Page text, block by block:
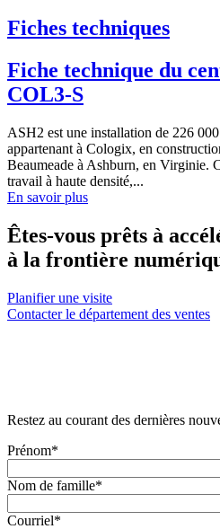
Fiches techniques
Fiche technique du
COL3-S
ASH2 est une installation de 226
appartenant à Cologix, en
Beaumeade à Ashburn, en Virginie.
travail à haute densité,...
En savoir plus
Êtes-vous prêts à
à la frontière
Planifier une visite
Contacter le département des ventes
Restez au courant des dernières
Prénom*
Nom de famille*
Courriel*